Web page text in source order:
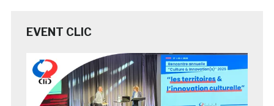
EVENT CLIC